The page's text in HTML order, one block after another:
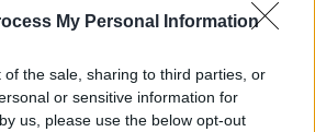
My Personal Information
of the sale, sharing to third parties, or
or sensitive information for
us, please use the below opt-out